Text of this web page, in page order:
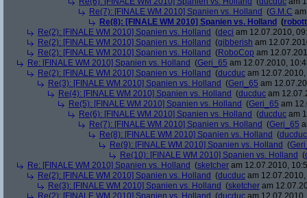
Re(7): [FINALE WM 2010] Spanien vs. Holland (G.M.C
Re(8): [FINALE WM 2010] Spanien vs. Holland (
Re(2): [FINALE WM 2010] Spanien vs. Holland (deci am 12.07.2010,
Re(2): [FINALE WM 2010] Spanien vs. Holland (gibberish am
Re(2): [FINALE WM 2010] Spanien vs. Holland (RoboCop am
Re: [FINALE WM 2010] Spanien vs. Holland (Geri_65 am 12.07.2010,
Re(2): [FINALE WM 2010] Spanien vs. Holland (ducduc am
Re(3): [FINALE WM 2010] Spanien vs. Holland (Geri_65 am
Re(4): [FINALE WM 2010] Spanien vs. Holland (ducduc am
Re(5): [FINALE WM 2010] Spanien vs. Holland (Geri_65 am
Re(6): [FINALE WM 2010] Spanien vs. Holland (ducduc am
Re(7): [FINALE WM 2010] Spanien vs. Holland (Geri_65
Re(8): [FINALE WM 2010] Spanien vs. Holland (ducduc
Re(9): [FINALE WM 2010] Spanien vs. Holland (
Re(10): [FINALE WM 2010] Spanien vs. Holland (
Re: [FINALE WM 2010] Spanien vs. Holland (sketcher am 12.07.2010,
Re(2): [FINALE WM 2010] Spanien vs. Holland (ducduc am
Re(3): [FINALE WM 2010] Spanien vs. Holland (sketcher am
Re(2): [FINALE WM 2010] Spanien vs. Holland (ducduc am